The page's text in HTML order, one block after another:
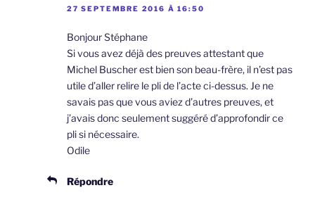
27 SEPTEMBRE 2016 À 16:50
Bonjour Stéphane
Si vous avez déjà des preuves attestant que
Michel Buscher est bien son beau-frère, il n’est pas
utile d’aller relire le pli de l’acte ci-dessus. Je ne
savais pas que vous aviez d’autres preuves, et
j’avais donc seulement suggéré d’approfondir ce
pli si nécessaire.
Odile
Répondre